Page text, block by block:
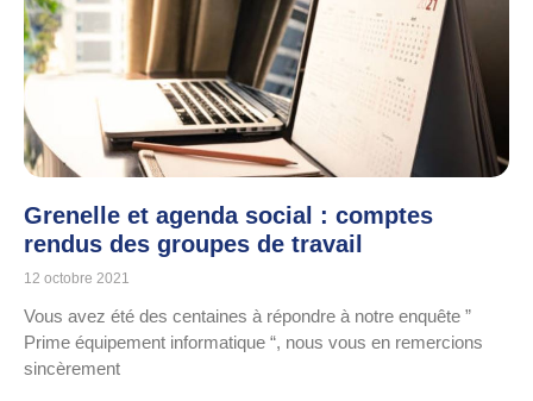
Grenelle et agenda social : comptes
rendus des groupes de travail
12 octobre 2021
Vous avez été des centaines à répondre à notre enquête ”
Prime équipement informatique “, nous vous en remercions
sincèrement